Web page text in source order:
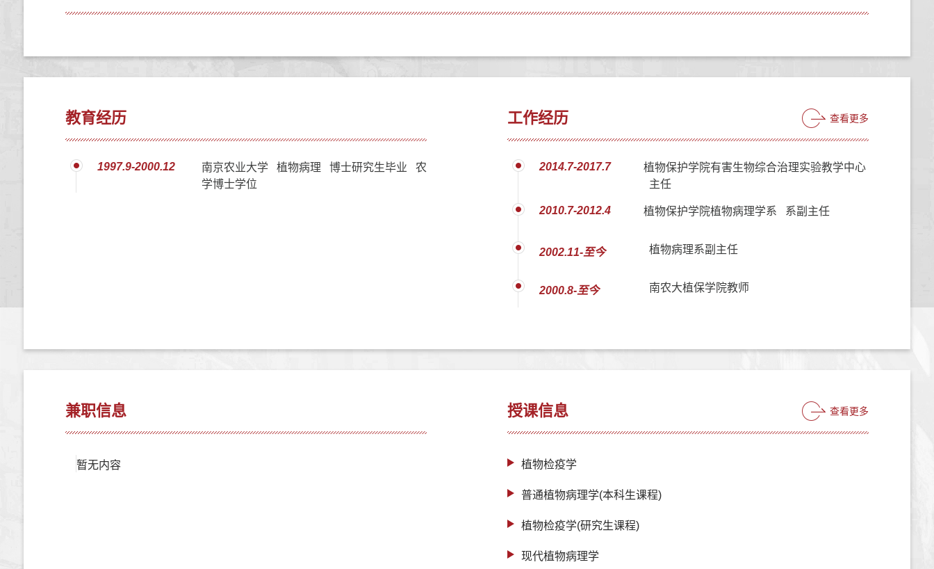
教育经历
1997.9-2000.12
南京农业大学 植物病理 博士研究生毕业 农
学博士学位
工作经历 查看更多
2014.7-2017.7
植物保护学院有害生物综合治理实验教学中心
主任
2010.7-2012.4 植物保护学院植物病理学系 系副主任
2002.11-至今 植物病理系副主任
2000.8-至今 南农大植保学院教师
兼职信息
暂无内容
授课信息 查看更多
植物检疫学
普通植物病理学(本科生课程)
植物检疫学(研究生课程)
现代植物病理学